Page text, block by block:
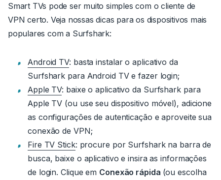
Smart TVs pode ser muito simples com o cliente de
VPN certo. Veja nossas dicas para os dispositivos mais
populares com a Surfshark:
Android TV: basta instalar o aplicativo da
Surfshark para Android TV e fazer login;
Apple TV: baixe o aplicativo da Surfshark para
Apple TV (ou use seu dispositivo móvel), adicione
as configurações de autenticação e aproveite sua
conexão de VPN;
Fire TV Stick: procure por Surfshark na barra de
busca, baixe o aplicativo e insira as informações
de login. Clique em Conexão rápida (ou escolha